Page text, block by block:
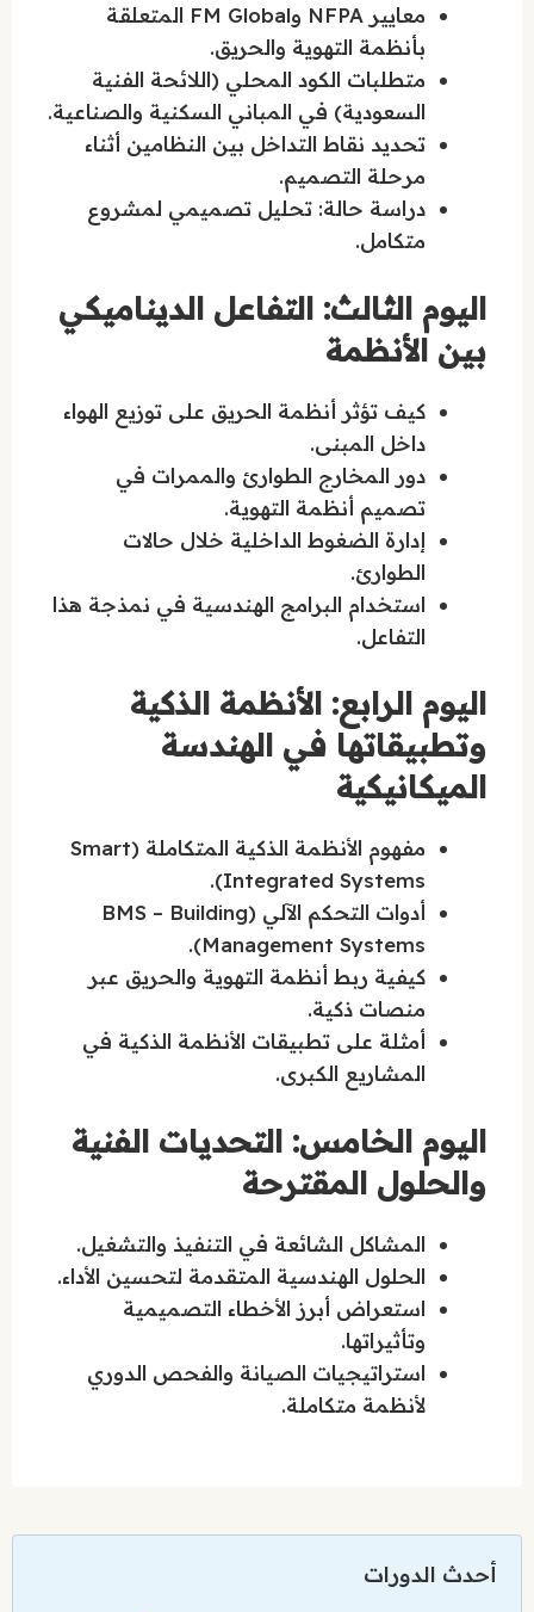
معايير NFPA وFM Global المتعلقة
بأنظمة التهوية والحريق.
متطلبات الكود المحلي (اللائحة الفنية
السعودية) في المباني السكنية والصناعية.
تحديد نقاط التداخل بين النظامين أثناء
مرحلة التصميم.
دراسة حالة: تحليل تصميمي لمشروع
متكامل.
اليوم الثالث: التفاعل الديناميكي
بين الأنظمة
كيف تؤثر أنظمة الحريق على توزيع الهواء
داخل المبنى.
دور المخارج الطوارئ والممرات في
تصميم أنظمة التهوية.
إدارة الضغوط الداخلية خلال حالات
الطوارئ.
استخدام البرامج الهندسية في نمذجة هذا
التفاعل.
اليوم الرابع: الأنظمة الذكية
وتطبيقاتها في الهندسة
الميكانيكية
مفهوم الأنظمة الذكية المتكاملة (Smart
Integrated Systems).
أدوات التحكم الآلي (BMS – Building
Management Systems).
كيفية ربط أنظمة التهوية والحريق عبر
منصات ذكية.
أمثلة على تطبيقات الأنظمة الذكية في
المشاريع الكبرى.
اليوم الخامس: التحديات الفنية
والحلول المقترحة
المشاكل الشائعة في التنفيذ والتشغيل.
الحلول الهندسية المتقدمة لتحسين الأداء.
استعراض أبرز الأخطاء التصميمية
وتأثيراتها.
استراتيجيات الصيانة والفحص الدوري
لأنظمة متكاملة.
أحدث الدورات